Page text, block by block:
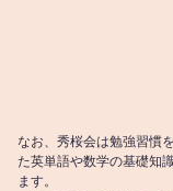
なお、秀桜会は勉強習慣
た英単語や数学の基礎知
ます。